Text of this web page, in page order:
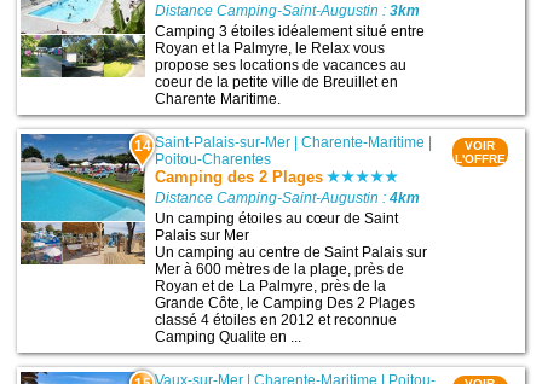
Distance Camping-Saint-Augustin :3km
Camping 3 étoiles idéalement situé entre
Royan et la Palmyre, le Relax vous
propose ses locations de vacances au
coeur de la petite ville de Breuillet en
Charente Maritime.
14 Saint-Palais-sur-Mer |Charente-Maritime |
Poitou-Charentes
Camping des 2 Plages
Distance Camping-Saint-Augustin :4km
Un camping étoiles au cœur de Saint
Palais sur Mer
Un camping au centre de Saint Palais sur
Mer à 600 mètres de la plage, près de
Royan et de La Palmyre, près de la
Grande Côte, le Camping Des 2 Plages
classé 4 étoiles en 2012 et reconnue
Camping Qualite en ...
VOIR
L'OFFRE
Vaux-sur-Mer |Charente-Maritime
Poitou-